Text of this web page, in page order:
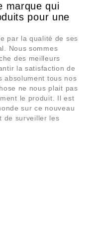
marque qui
pour une
par la qualité de ses
Nous sommes
des meilleurs
la satisfaction de
absolument tous nos
ne nous plait pas
le produit. Il est
sur ce nouveau
de surveiller les